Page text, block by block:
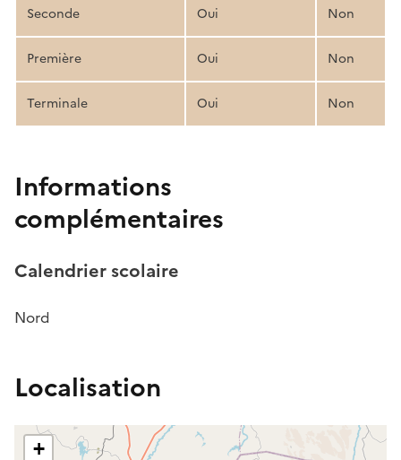
Seconde Oui Non
Première Oui Non
Terminale Oui Non
Informations
complémentaires
Calendrier scolaire
Nord
Localisation
+